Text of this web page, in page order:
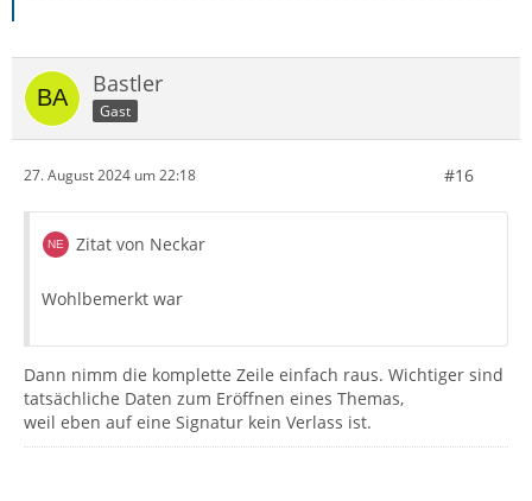
Bastler
Gast
27. August 2024 um 22:18 #16
Zitat von Neckar
Wohlbemerkt war
Dann nimm die komplette Zeile einfach raus. Wichtiger sind
tatsächliche Daten zum Eröffnen eines Themas,
weil eben auf eine Signatur kein Verlass ist.